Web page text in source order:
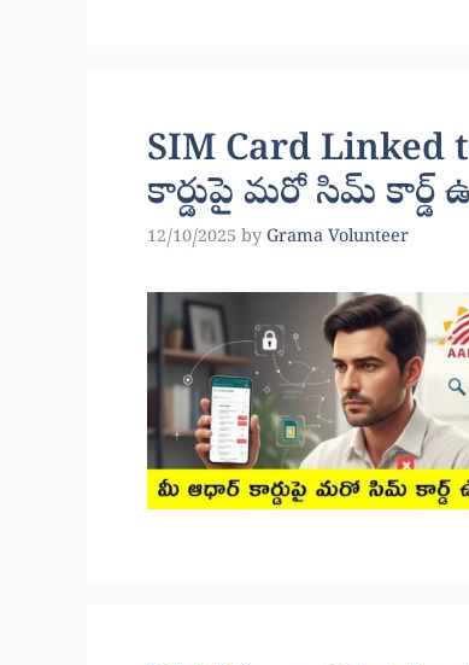
SIM Card
కార్డుపై మరో సిమ్ కార్డ్
12/10/2025 by Grama Volunteer